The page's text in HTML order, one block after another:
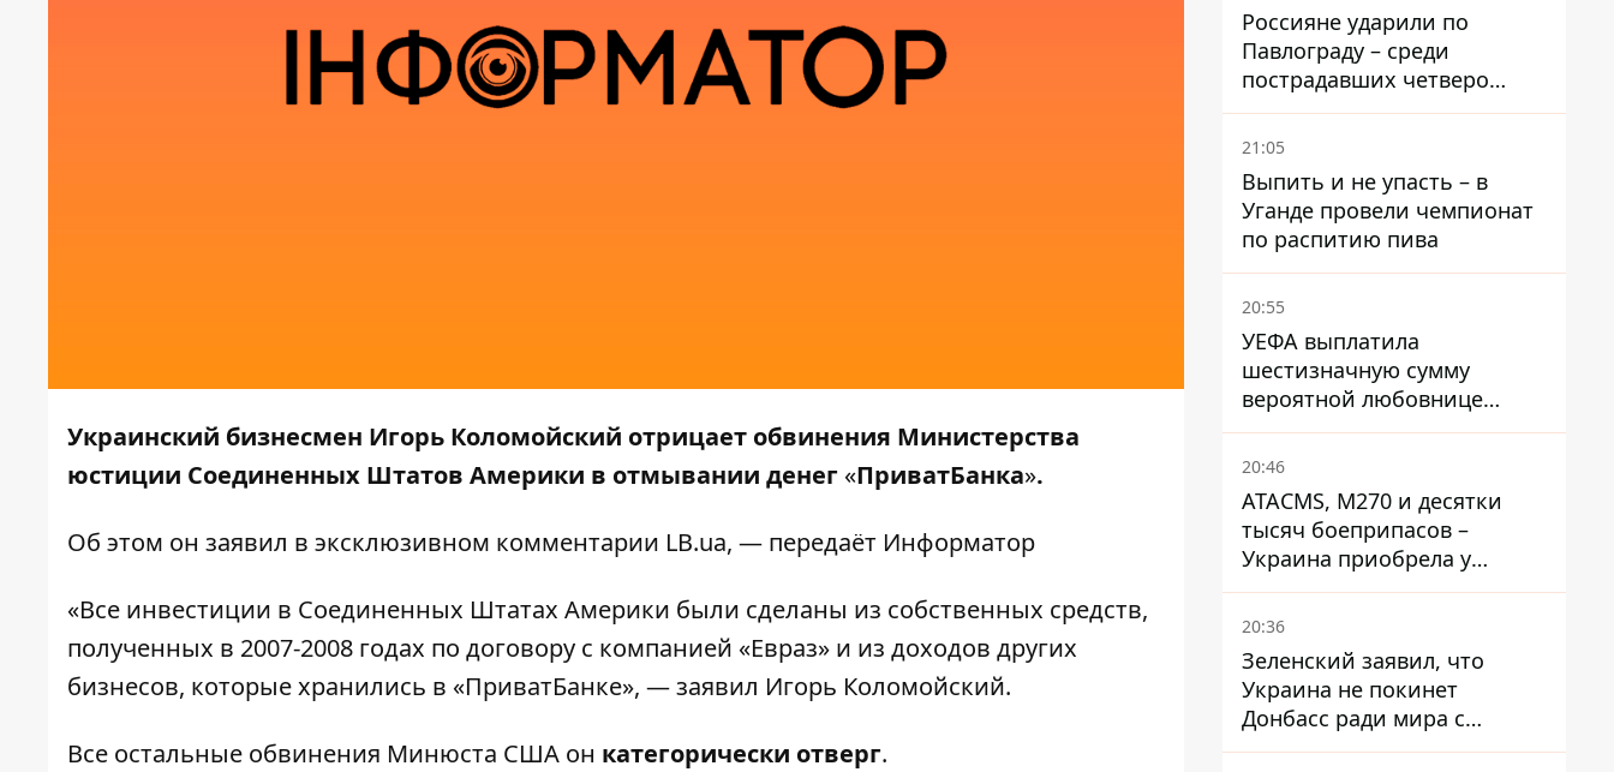
Украинский бизнесмен Игорь Коломойский отрицает обвинения Министерства
юстиции Соединенных Штатов Америки в отмывании денег «ПриватБанка».
Об этом он заявил в эксклюзивном комментарии LB.ua, — передаёт Информатор
«Все инвестиции в Соединенных Штатах Америки были сделаны из собственных средств,
полученных в 2007-2008 годах по договору с компанией «Евраз» и из доходов других
бизнесов, которые хранились в «ПриватБанке», — заявил Игорь Коломойский.
Все остальные обвинения Минюста США он категорически отверг.
Россияне ударили по
Павлограду – среди
пострадавших четверо
детей, младшему — три
месяца
21:05
Выпить и не упасть – в
Уганде провели чемпионат
по распитию пива
20:55
УЕФА выплатила
шестизначную сумму
вероятной любовнице
Инфантино - The Telegraph
20:46
ATACMS, M270 и десятки
тысяч боеприпасов –
Украина приобрела у
Турции мощный пакет
вооружения
20:36
Зеленский заявил, что
Украина не покинет
Донбасс ради мира с
Россией